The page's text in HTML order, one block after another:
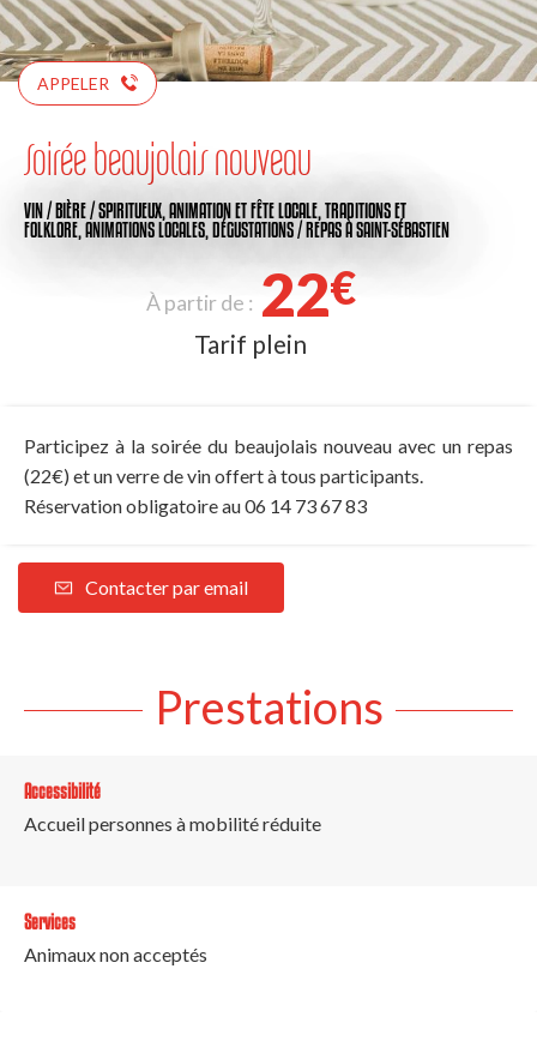
APPELER
Soirée beaujolais nouveau
VIN / BIÈRE / SPIRITUEUX, ANIMATION ET FÊTE LOCALE, TRADITIONS ET
FOLKLORE, ANIMATIONS LOCALES, DÉGUSTATIONS / REPASÀ SAINT-SÉBASTIEN
À partir de : 22€
Tarif plein
Participez à la soirée du beaujolais nouveau avec un repas
(22€) et un verre de vin offert à tous participants.
Réservation obligatoire au 06 14 73 67 83
Contacter par email
Prestations
Accessibilité
Accueil personnes à mobilité réduite
Services
Animaux non acceptés